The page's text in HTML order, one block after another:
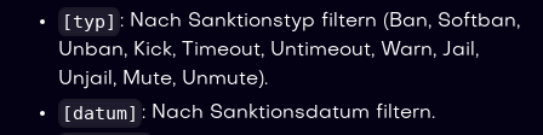
[typ] : Nach Sanktionstyp filtern (Ban, Softban,
Unban, Kick, Timeout, Untimeout, Warn, Jail,
Unjail, Mute, Unmute).
[datum] : Nach Sanktionsdatum filtern.